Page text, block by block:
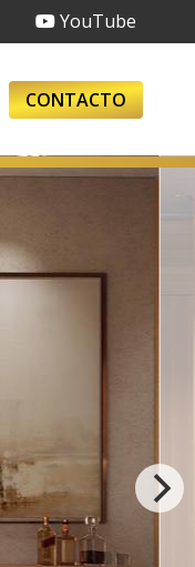
YouTube
CONTACTO